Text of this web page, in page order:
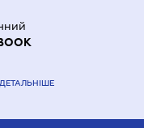
ДЕТАЛЬНІШЕ